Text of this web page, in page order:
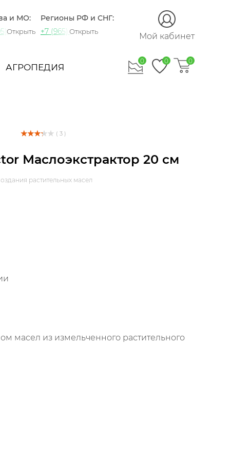
и МО:
721-60-15
Открыть
Регионы РФ и СНГ:
+7 (965) 420-10-10
Открыть Мой кабинет
АГРОПЕДИЯ
0 0 0
( 3 )
Маслоэкстрактор 20 см
растительных масел
масел из измельченного растительного